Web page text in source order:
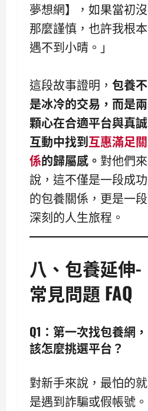
夢想網】，如果當初沒
那麼謹慎，也許我根本
遇不到小晴。」
這段故事證明， 包養不
是冰冷的交易，而是兩
顆心在合適平台與真誠
互動中找到互惠滿足關
係的歸屬感。 對他們來
說，這不僅是一段成功
的包養關係，更是一段
深刻的人生旅程。
八、包養延伸-
常見問題 FAQ
Q1：第一次找包養網，
該怎麼挑選平台？
對新手來說，最怕的就
是遇到詐騙或假帳號。